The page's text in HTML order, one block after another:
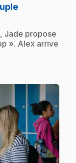
.
Jade propose
». Alex arrive